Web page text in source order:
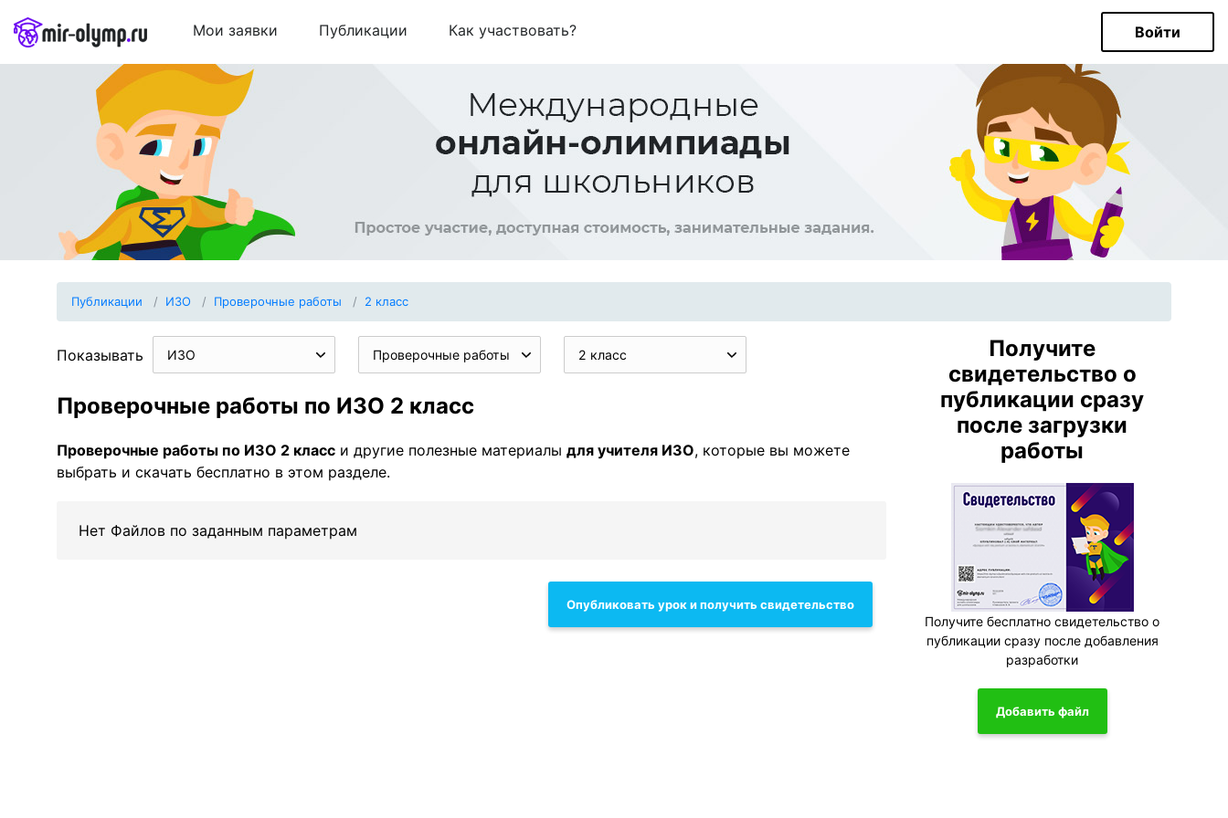
Мои заявки Публикации Как участвовать? Войти
Публикации ИЗО Проверочные работы 2 класс
Показывать ИЗО Проверочные работы 2 класс
Проверочные работы по ИЗО 2 класс
Проверочные работы по ИЗО 2 класс и другие полезные материалы для учителя ИЗО, которые вы можете
выбрать и скачать бесплатно в этом разделе.
Нет Файлов по заданным параметрам
Опубликовать урок и получить свидетельство
Получите
свидетельство о
публикации сразу
после загрузки
работы
Получите бесплатно свидетельство о
публикации сразу после добавления
разработки
Добавить файл